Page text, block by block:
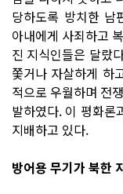
당하도록 방치한 남
아내에게 사죄하고
진 지식인들은 달랐
쫓거나 자살하게 하
적으로 우월하며 전
발하였다. 이 평화론
지배하고 있다.
방어용 무기가 북한